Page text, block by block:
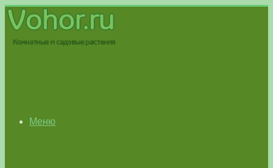
Меню